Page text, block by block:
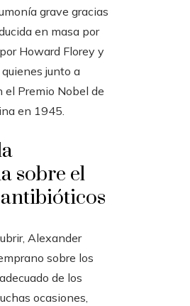
grave gracias
en masa por
Howard Florey y
junto a
el Premio Nobel de
en 1945.
sobre el
Alexander
sobre los
de los
ocasiones,